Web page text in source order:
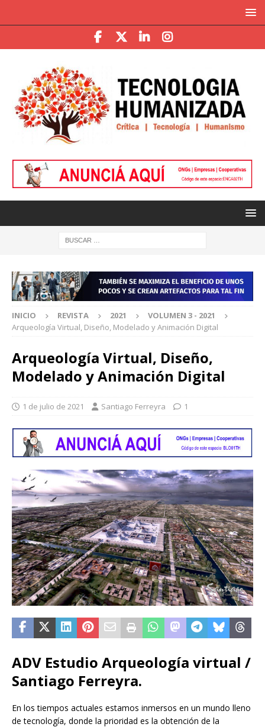
INICIO REVISTA 2021
VOLUMEN 3 - 2021
Arqueología Virtual, Diseño, Modelado y Animación Digital
Arqueología Virtual, Diseño,
Modelado y Animación Digital
1 de julio de 2021 Santiago Ferreyra 1
ADV Estudio Arqueología virtual /
Santiago Ferreyra.
En los tiempos actuales estamos inmersos en un mundo lleno
de tecnología, donde la prioridad es la obtención de la